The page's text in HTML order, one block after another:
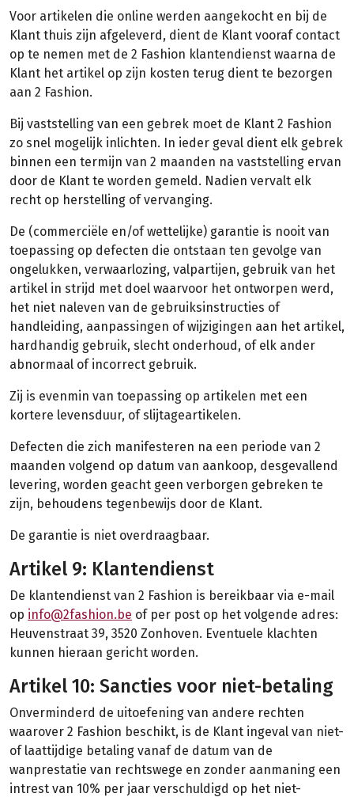
Voor artikelen die online werden aangekocht en bij de
Klant thuis zijn afgeleverd, dient de Klant vooraf contact
op te nemen met de 2 Fashion klantendienst waarna de
Klant het artikel op zijn kosten terug dient te bezorgen
aan 2 Fashion.
Bij vaststelling van een gebrek moet de Klant 2 Fashion
zo snel mogelijk inlichten. In ieder geval dient elk gebrek
binnen een termijn van 2 maanden na vaststelling ervan
door de Klant te worden gemeld. Nadien vervalt elk
recht op herstelling of vervanging.
De (commerciële en/of wettelijke) garantie is nooit van
toepassing op defecten die ontstaan ten gevolge van
ongelukken, verwaarlozing, valpartijen, gebruik van het
artikel in strijd met doel waarvoor het ontworpen werd,
het niet naleven van de gebruiksinstructies of
handleiding, aanpassingen of wijzigingen aan het artikel,
hardhandig gebruik, slecht onderhoud, of elk ander
abnormaal of incorrect gebruik.
Zij is evenmin van toepassing op artikelen met een
kortere levensduur, of slijtageartikelen.
Defecten die zich manifesteren na een periode van 2
maanden volgend op datum van aankoop, desgevallend
levering, worden geacht geen verborgen gebreken te
zijn, behoudens tegenbewijs door de Klant.
De garantie is niet overdraagbaar.
Artikel 9: Klantendienst
De klantendienst van 2 Fashion is bereikbaar via e-mail
op info@2fashion.be of per post op het volgende adres:
Heuvenstraat 39, 3520 Zonhoven. Eventuele klachten
kunnen hieraan gericht worden.
Artikel 10: Sancties voor niet-betaling
Onverminderd de uitoefening van andere rechten
waarover 2 Fashion beschikt, is de Klant ingeval van niet-
of laattijdige betaling vanaf de datum van de
wanprestatie van rechtswege en zonder aanmaning een
intrest van 10% per jaar verschuldigd op het niet-